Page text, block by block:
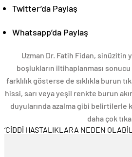
Twitter’da Paylaş
Whatsapp’da Paylaş
Uzman Dr. Fatih Fidan,
boşlukların iltihaplanması
farklılık gösterse de sıklıkla burun
hissi, sarı veya yeşil renkte burun
duyularında azalma gibi belirtilerle
daha çok
‘CİDDİ HASTALIKLARA NEDEN